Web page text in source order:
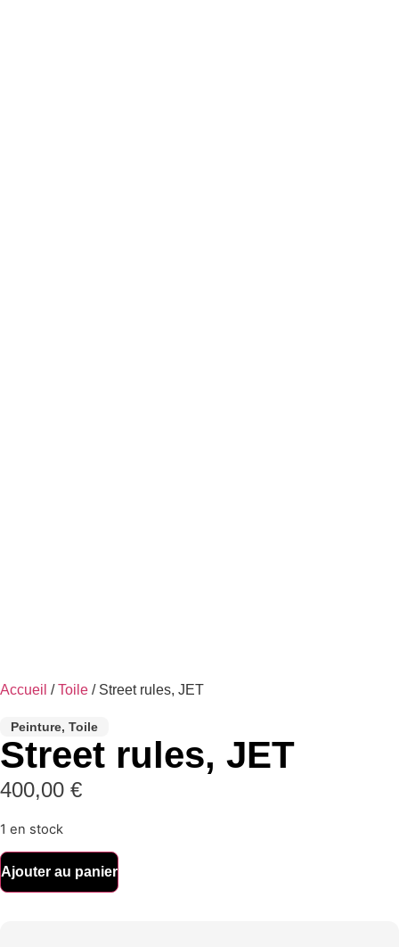
Accueil /Toile / Street rules, JET
Peinture, Toile
Street rules, JET
400,00 €
1 en stock
Ajouter au panier